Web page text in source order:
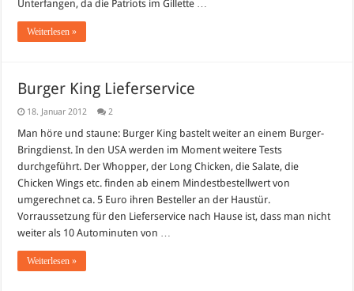
Unterfangen, da die Patriots im Gillette …
Weiterlesen »
Burger King Lieferservice
18. Januar 2012 2
Man höre und staune: Burger King bastelt weiter an einem Burger-
Bringdienst. In den USA werden im Moment weitere Tests
durchgeführt. Der Whopper, der Long Chicken, die Salate, die
Chicken Wings etc. finden ab einem Mindestbestellwert von
umgerechnet ca. 5 Euro ihren Besteller an der Haustür.
Vorraussetzung für den Lieferservice nach Hause ist, dass man nicht
weiter als 10 Autominuten von …
Weiterlesen »